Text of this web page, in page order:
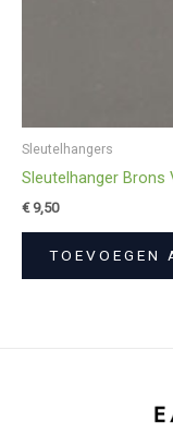
Sleutelhangers
Sleutelhanger Brons
€9,50
TOEVOEGEN